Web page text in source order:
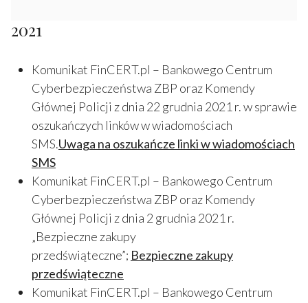
2021
Komunikat FinCERT.pl – Bankowego Centrum
Cyberbezpieczeństwa ZBP oraz Komendy
Głównej Policji z dnia 22 grudnia 2021 r. w sprawie
oszukańczych linków w wiadomościach
SMS.Uwaga na oszukańcze linki w wiadomościach
SMS
Komunikat FinCERT.pl – Bankowego Centrum
Cyberbezpieczeństwa ZBP oraz Komendy
Głównej Policji z dnia 2 grudnia 2021 r.
„Bezpieczne zakupy
przedświąteczne”; Bezpieczne zakupy
przedświąteczne
Komunikat FinCERT.pl – Bankowego Centrum